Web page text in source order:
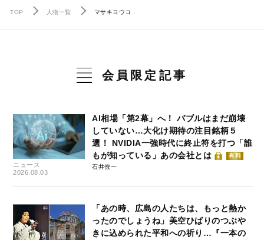
TOP 人物一覧 マサキヨウコ
会員限定記事
ニュース
2026.08.03
AI相場「第2幕」へ！ バブルはまだ崩壊
していない…大化け期待の注目銘柄５
選！ NVIDIA一強時代に終止符を打つ「誰
もが知っている」あの会社とは
有料
石井僚一
「あの時、広島の人たちは、もっと熱か
ったのでしょうね」美空ひばりのつぶや
きに込められた平和への祈り…『一本の